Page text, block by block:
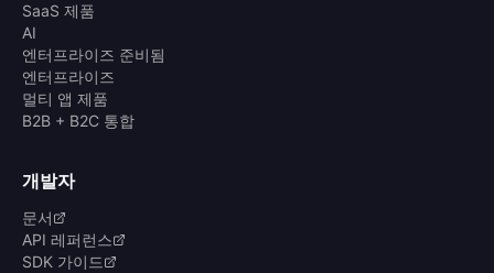
SaaS 제품
AI
엔터프라이즈 준비됨
엔터프라이즈
멀티 앱 제품
B2B + B2C 통합
개발자
문서
API 레퍼런스
SDK 가이드